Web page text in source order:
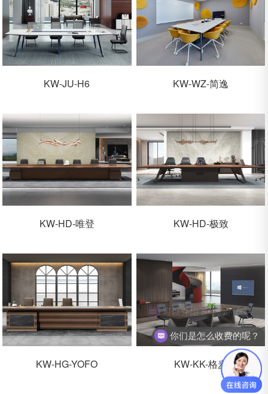
KW-JU-H6 KW-WZ-简逸
KW-HD-唯登 KW-HD-极致
KW-HG-YOFO KW-KK-格麦
你们是怎么收费的呢？